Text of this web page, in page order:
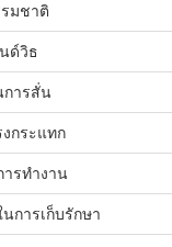
มชาติ
ด์วิธ
การสั่น
กระแทก
รทํางาน
การเก็บรักษา